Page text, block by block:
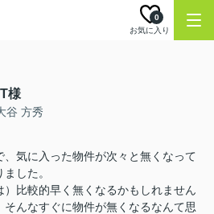
お気に入り
0
様
谷 方秀
気に入った物件が次々と無くなって
した。
比較的早く無くなるかもしれません
そんなすぐに物件が無くなるなんて思